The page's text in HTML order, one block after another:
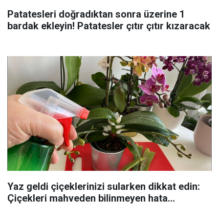
Patatesleri doğradıktan sonra üzerine 1
bardak ekleyin! Patatesler çıtır çıtır kızaracak
Yaz geldi çiçeklerinizi sularken dikkat edin:
Çiçekleri mahveden bilinmeyen hata...